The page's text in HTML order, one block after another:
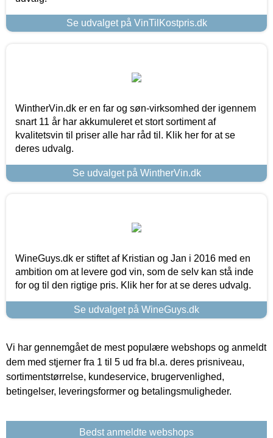
Se udvalget på VinTilKostpris.dk
WintherVin.dk er en far og søn-virksomhed der igennem
snart 11 år har akkumuleret et stort sortiment af
kvalitetsvin til priser alle har råd til. Klik her for at se
deres udvalg.
Se udvalget på WintherVin.dk
WineGuys.dk er stiftet af Kristian og Jan i 2016 med en
ambition om at levere god vin, som de selv kan stå inde
for og til den rigtige pris. Klik her for at se deres udvalg.
Se udvalget på WineGuys.dk
Vi har gennemgået de mest populære webshops og anmeldt
dem med stjerner fra 1 til 5 ud fra bl.a. deres prisniveau,
sortimentstørrelse, kundeservice, brugervenlighed,
betingelser, leveringsformer og betalingsmuligheder.
Bedst anmeldte webshops